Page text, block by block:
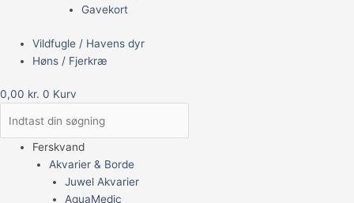
Gavekort
Vildfugle / Havens dyr
Høns / Fjerkræ
0,00 kr. 0 Kurv
Ferskvand
Akvarier & Borde
Juwel Akvarier
AquaMedic